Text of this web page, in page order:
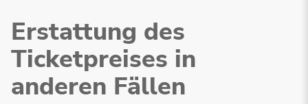
Erstattung des
Ticketpreises in
anderen Fällen